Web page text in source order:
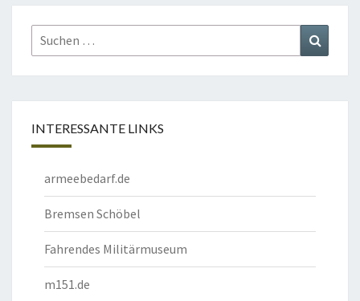
Suchen
nach:
INTERESSANTE LINKS
armeebedarf.de
Bremsen Schöbel
Fahrendes Militärmuseum
m151.de